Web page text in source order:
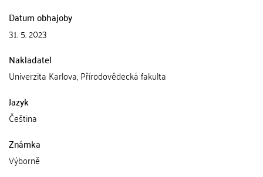
Datum obhajoby
31. 5. 2023
Nakladatel
Univerzita Karlova, Přírodovědecká fakulta
Jazyk
Čeština
Známka
Výborně